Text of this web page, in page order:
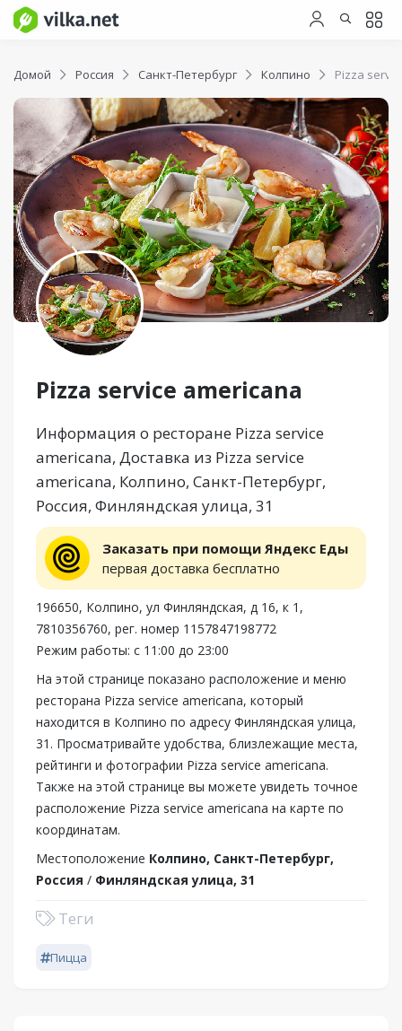
Домой Россия Санкт-Петербург Колпино Pizza
Pizza service americana
Информация о ресторане Pizza service
americana, Доставка из Pizza service
americana, Колпино, Санкт-Петербург,
Россия, Финляндская улица, 31
Заказать при помощи Яндекс Еды
первая доставка бесплатно
196650, Колпино, ул Финляндская, д 16, к 1,
7810356760, рег. номер 1157847198772
Режим работы: с 11:00 до 23:00
На этой странице показано расположение и меню
ресторана Pizza service americana, который
находится в Колпино по адресу Финляндская улица,
31. Просматривайте удобства, близлежащие места,
рейтинги и фотографии Pizza service americana.
Также на этой странице вы можете увидеть точное
расположение Pizza service americana на карте по
координатам.
Местоположение Колпино, Санкт-Петербург,
Россия / Финляндская улица, 31
Теги
Пицца